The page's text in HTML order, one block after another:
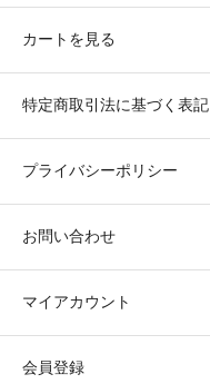
カートを見る
特定商取引法に基づく表記
プライバシーポリシー
お問い合わせ
マイアカウント
会員登録